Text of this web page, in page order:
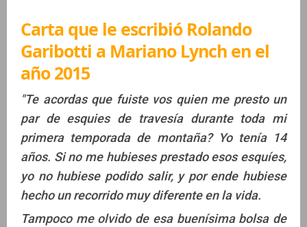
Carta que le escribió Rolando
Garibotti a Mariano Lynch en el
año 2015
"Te acordas que fuiste vos quien me presto un
par de esquies de travesía durante toda mi
primera temporada de montaña? Yo tenía 14
años. Si no me hubieses prestado esos esquíes,
yo no hubiese podido salir, y por ende hubiese
hecho un recorrido muy diferente en la vida.
Tampoco me olvido de esa buenísima bolsa de